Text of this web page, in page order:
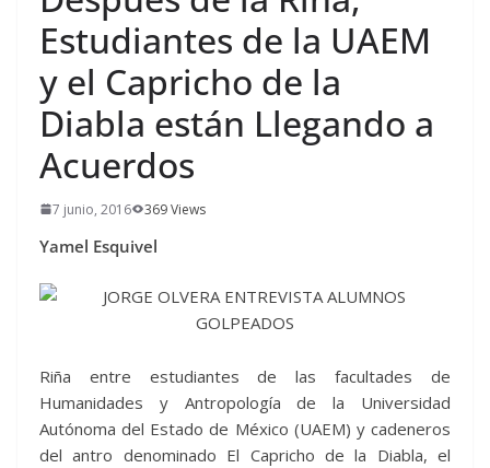
Estudiantes de la UAEM
y el Capricho de la
Diabla están Llegando a
Acuerdos
7 junio, 2016 369 Views
Yamel Esquivel
Riña entre estudiantes de las facultades de
Humanidades y Antropología de la Universidad
Autónoma del Estado de México (UAEM) y cadeneros
del antro denominado El Capricho de la Diabla, el